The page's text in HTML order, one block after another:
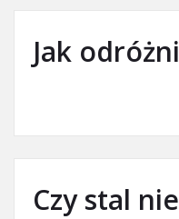
Jak
Czy stal